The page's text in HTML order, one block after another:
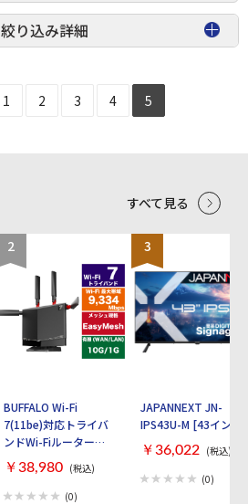
絞り込み詳細
1 2 3 4 5
すべて見る
2
BUFFALO Wi-Fi
7(11be)対応トライバ
ンドWi-Fiルーター
AirStation
WXR9300BE6P [ブラ
ック]
￥38,980 (税込)
(0)
3
JAPANNEXT JN-
IPS43U-M [43インチ]
￥36,022 (税込)
(0)